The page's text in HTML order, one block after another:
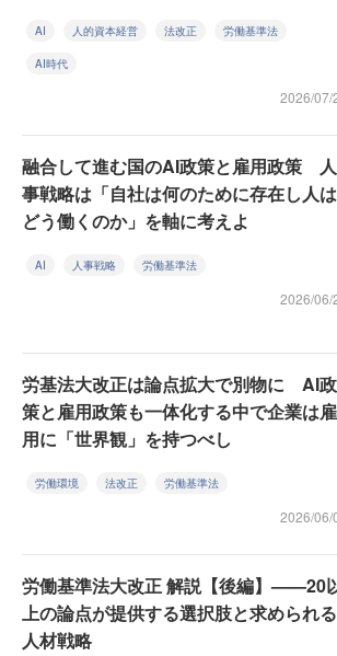
AI 人的資本経営 法改正 労働基準法
AI時代
2026/07/
融合して進む国のAI政策と雇用政策 人
事戦略は「自社は何のために存在し人は
どう働くのか」を軸に考えよ
AI 人事戦略 労働基準法
2026/06/
労基法大改正は論点拡大で別物に AI政
策と雇用政策も一体化する中で企業は雇
用に「世界観」を持つべし
労働環境 法改正 労働基準法
2026/06/
労働基準法大改正 解説【後編】——20
上の論点が提供する選択肢と求められる
人材戦略